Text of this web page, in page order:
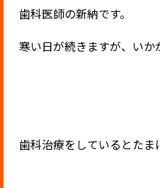
歯科医師の新納です。
寒い日が続きますが、いか
歯科治療をしているとたま